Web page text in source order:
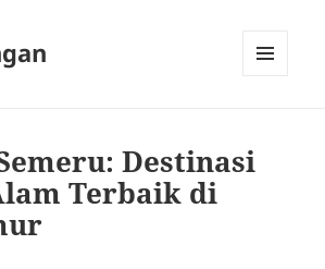
Destinasi
Terbaik di